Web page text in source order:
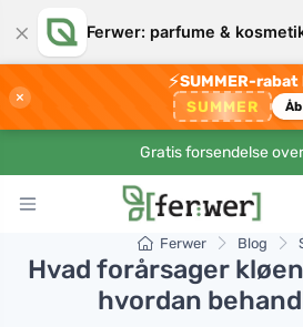
× Ferwer: parfume &
×
⚡SUMMER-rabat
SUMMER
Gratis forsendelse
Ferwer Blog
Hvad forårsager
hvordan